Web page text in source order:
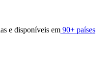
e disponíveis em 90+ países